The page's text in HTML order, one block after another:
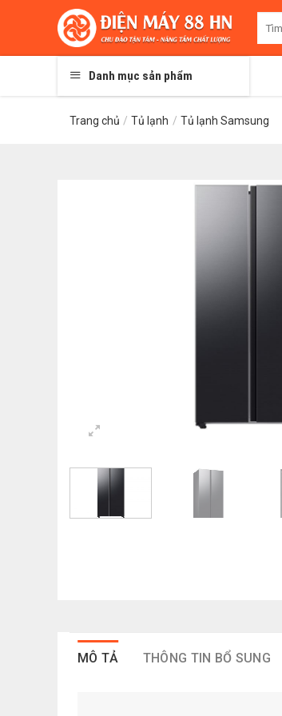
kiếm:
Danh mục sản phẩm
Trang chủ / Tủ lạnh / Tủ lạnh Samsung
MÔ TẢ THÔNG TIN BỔ SUNG